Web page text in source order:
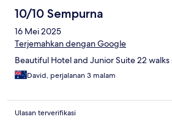
10/10 Sempurna
16 Mei 2025
Terjemahkan dengan Google
Beautiful Hotel and Junior Suite 22
David, perjalanan 3 malam
Ulasan terverifikasi